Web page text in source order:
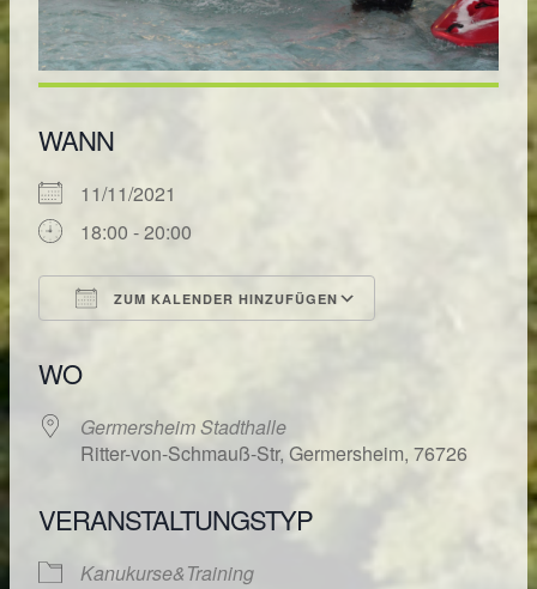
WANN
11/11/2021
18:00 - 20:00
ZUM KALENDER HINZUFÜGEN
Google
WO
Germersheim Stadthalle
Ritter-von-Schmauß-Str, Germersheim, 76726
VERANSTALTUNGSTYP
Kanukurse&Training